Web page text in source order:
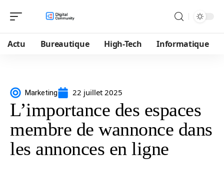
Actu Bureautique High-Tech Informatique
Marketing 22 juillet 2025
L’importance des espaces
membre de wannonce dans
les annonces en ligne